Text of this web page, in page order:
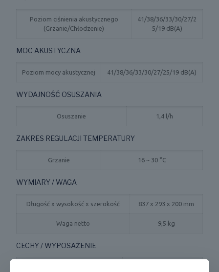
Poziom ciśnienia akustycznego
(Grzanie/Chłodzenie)
41/38/36/33/30/27/2
5/19 dB(A)
MOC AKUSTYCZNA
Poziom mocy akustycznej 41/38/36/33/30/27/25/19 dB(A)
WYDAJNOŚĆ OSUSZANIA
Osuszanie 1,4 l/h
ZAKRES REGULACJI TEMPERATURY
Grzanie 16 ~ 30 °C
WYMIARY / WAGA
Długość x wysokość x szerokość 837 x 293 x 200 mm
Waga netto 9,5 kg
CECHY / WYPOSAŻENIE